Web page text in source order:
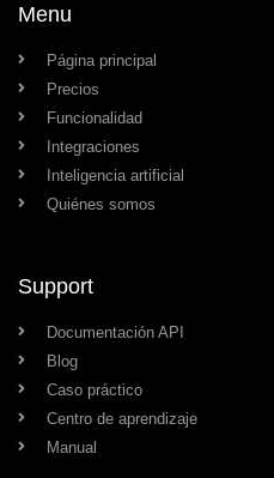
Menu
Página principal
Precios
Funcionalidad
Integraciones
Inteligencia artificial
Quiénes somos
Support
Documentación API
Blog
Caso práctico
Centro de aprendizaje
Manual